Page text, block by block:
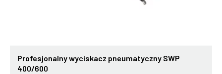
Profesjonalny wyciskacz pneumatyczny SWP
400/600